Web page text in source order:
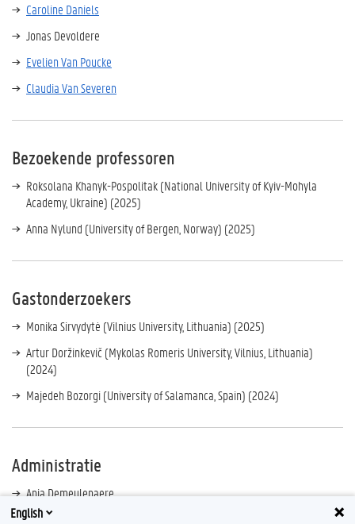
Caroline Daniels
Jonas Devoldere
Evelien Van Poucke
Claudia Van Severen
Bezoekende professoren
Roksolana Khanyk-Pospolitak (National University of Kyiv-Mohyla
Academy, Ukraine) (2025)
Anna Nylund (University of Bergen, Norway) (2025)
Gastonderzoekers
Monika Sirvydytė (Vilnius University, Lithuania) (2025)
Artur Doržinkevič (Mykolas Romeris University, Vilnius, Lithuania)
(2024)
Majedeh Bozorgi (University of Salamanca, Spain) (2024)
Administratie
Anja Demeulenaere
Conny Loyson
English